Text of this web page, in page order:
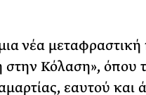
νέα μεταφραστική
Κόλαση», όπου
εαυτού και